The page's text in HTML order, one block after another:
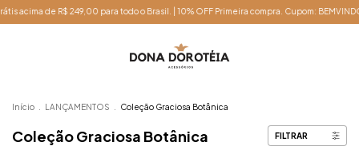
249,00 para todo o Brasil. | 10% OFF Primeira compra. Cupom: BEMVINDO
Início LANÇAMENTOS Coleção Graciosa Botânica
Coleção Graciosa Botânica FILTRAR